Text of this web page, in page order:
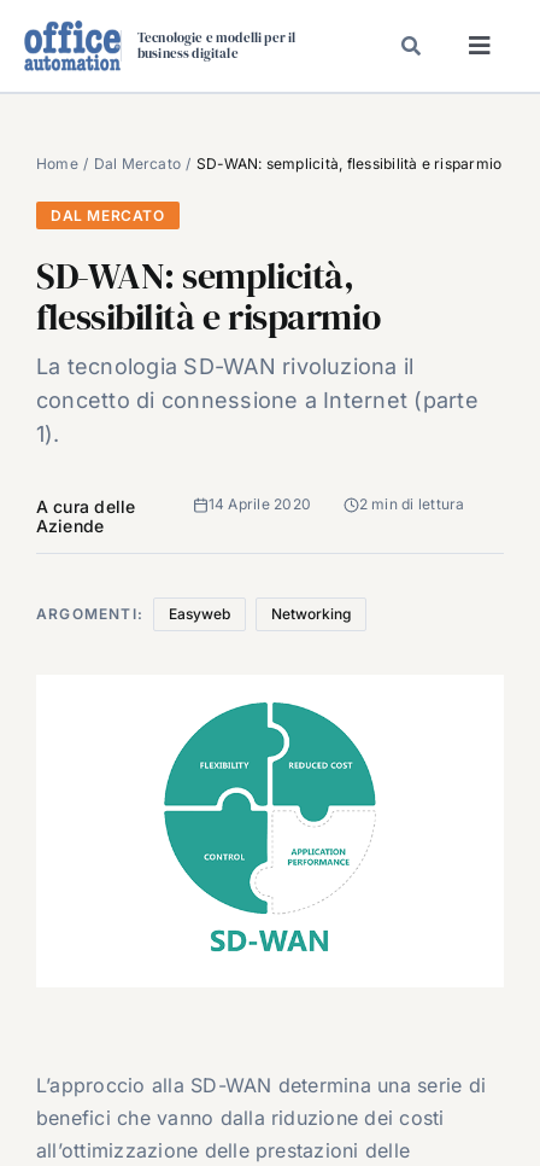
Tecnologie e modelli per il
business digitale
SPECIAL PAPER
TAVOLE ROTONDE DI REDAZIONE
CARRIERE
VIDEO
EVENTI
CHI SIAMO
Home Dal Mercato SD-WAN: semplicità, flessibilità e risparmio
DAL MERCATO
SD-WAN: semplicità,
flessibilità e risparmio
La tecnologia SD-WAN rivoluziona il
concetto di connessione a Internet (parte
1).
A cura delle
Aziende
14 Aprile 2020 2 min di lettura
ARGOMENTI: Easyweb Networking
L’approccio alla SD-WAN determina una serie di
benefici che vanno dalla riduzione dei costi
all’ottimizzazione delle prestazioni delle